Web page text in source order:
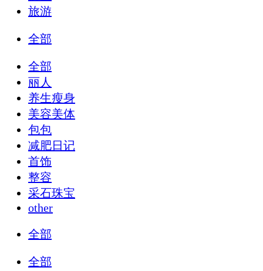
旅游
全部
全部
丽人
养生瘦身
美容美体
包包
减肥日记
首饰
整容
采石珠宝
other
全部
全部